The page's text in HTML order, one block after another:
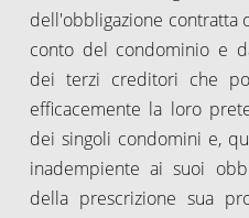
dell'obbligazione contratta
conto del condominio e
dei terzi creditori che
efficacemente la loro
dei singoli condomini e,
inadempiente ai suoi
della prescrizione sua